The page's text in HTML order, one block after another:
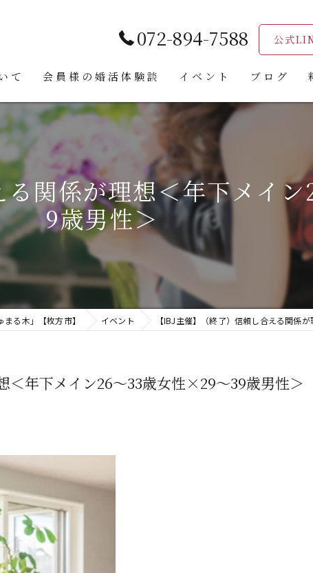
072-894-7588 公式
て 会員様の婚活体験談 イベント ブログ
る関係が理想＜年下メイ
9歳男性＞
る木」【枚方市】 イベント 【IBJ主催】（終了）信頼し合える関係
＜年下メイン26～33歳女性×29～39歳男性＞